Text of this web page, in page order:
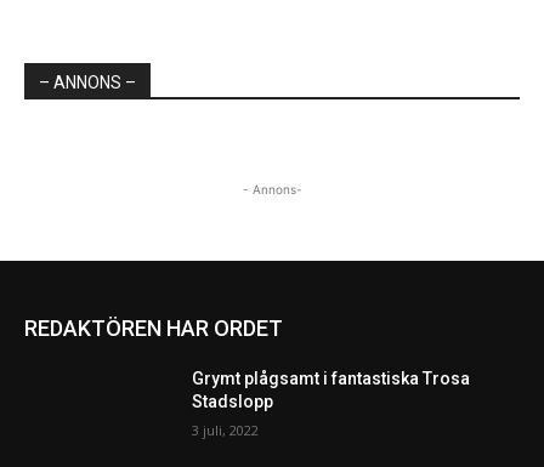
– ANNONS –
- Annons-
REDAKTÖREN HAR ORDET
Grymt plågsamt i fantastiska Trosa
Stadslopp
3 juli, 2022